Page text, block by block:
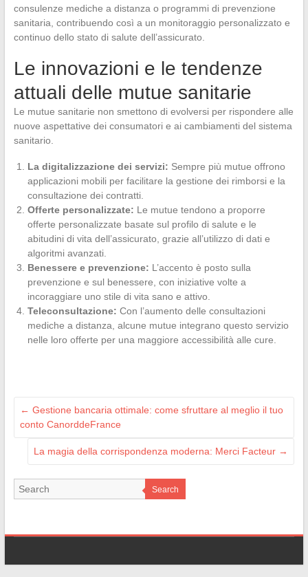
consulenze mediche a distanza o programmi di prevenzione
sanitaria, contribuendo così a un monitoraggio personalizzato e
continuo dello stato di salute dell’assicurato.
Le innovazioni e le tendenze
attuali delle mutue sanitarie
Le mutue sanitarie non smettono di evolversi per rispondere alle
nuove aspettative dei consumatori e ai cambiamenti del sistema
sanitario.
La digitalizzazione dei servizi: Sempre più mutue offrono
applicazioni mobili per facilitare la gestione dei rimborsi e la
consultazione dei contratti.
Offerte personalizzate: Le mutue tendono a proporre
offerte personalizzate basate sul profilo di salute e le
abitudini di vita dell’assicurato, grazie all’utilizzo di dati e
algoritmi avanzati.
Benessere e prevenzione: L’accento è posto sulla
prevenzione e sul benessere, con iniziative volte a
incoraggiare uno stile di vita sano e attivo.
Teleconsultazione: Con l’aumento delle consultazioni
mediche a distanza, alcune mutue integrano questo servizio
nelle loro offerte per una maggiore accessibilità alle cure.
← Gestione bancaria ottimale: come sfruttare al meglio il tuo
conto CanorddeFrance
La magia della corrispondenza moderna: Merci Facteur →
Search